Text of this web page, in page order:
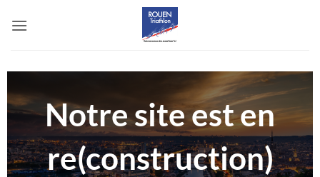
Notre site est en
re(construction)